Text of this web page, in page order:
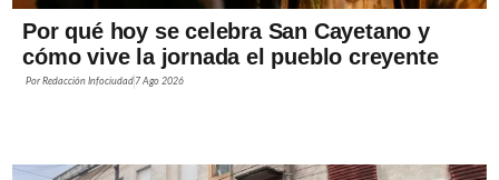
Por qué hoy se celebra San Cayetano y
cómo vive la jornada el pueblo creyente
PorRedacción Infociudad 7 Ago 2026